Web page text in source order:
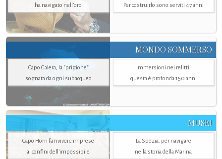
ha navigato nell’oro
Per costruirlo sono serviti 47 anni
MONDO SOMMERSO
Capo Galera, la "prigione"
sognata da ogni subacqueo
Immersioni nei relitti:
questa è profonda 150 anni
MUSEI
Capo Horn fa rivivere imprese
ai confini dell’impossibile
La Spezia. per navigare
nella storia della Marina